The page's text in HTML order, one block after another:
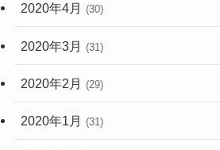
2020年4月 (30)
2020年3月 (31)
2020年2月 (29)
2020年1月 (31)